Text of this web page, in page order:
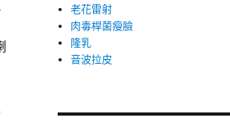
老花雷射
肉毒桿菌瘦臉
隆乳
音波拉皮